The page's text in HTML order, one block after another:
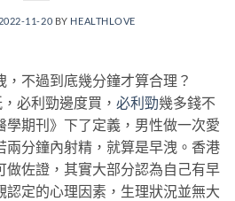
2022-11-20 BY HEALTHLOVE
不過到底幾分鐘才算合理？
必利勁邊度買， 必利勁幾多錢不
學期刊》下了定義，男性做一次愛
兩分鐘內射精，就算是早洩。香港
做佐證，其實大部分認為自己有早
認定的心理因素，生理狀況並無大